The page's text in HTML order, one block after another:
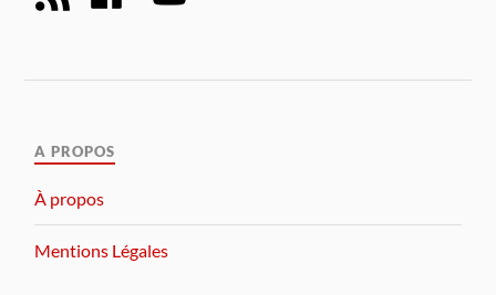
A PROPOS
À propos
Mentions Légales